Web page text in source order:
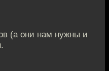
(а они нам нужны и